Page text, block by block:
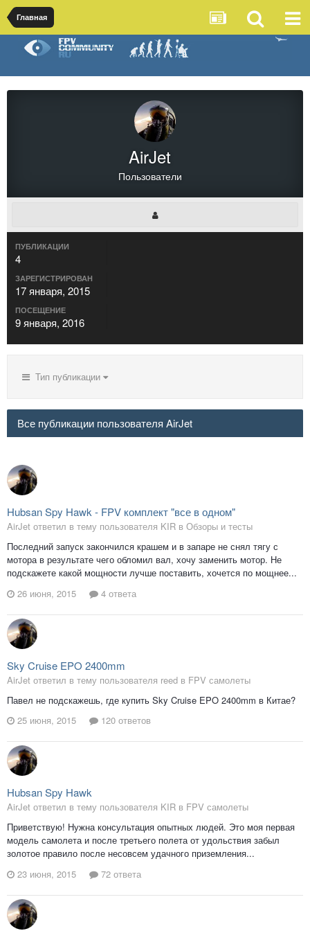
Главная
AirJet
Пользователи
ПУБЛИКАЦИИ
4
ЗАРЕГИСТРИРОВАН
17 января, 2015
ПОСЕЩЕНИЕ
9 января, 2016
Тип публикации
Все публикации пользователя AirJet
Hubsan Spy Hawk - FPV комплект "все в одном"
AirJet ответил в тему пользователя KIR в Обзоры и тесты
Последний запуск закончился крашем и в запаре не снял тягу с
мотора в результате чего обломил вал, хочу заменить мотор. Не
подскажете какой мощности лучше поставить, хочется по мощнее...
26 июня, 2015
4 ответа
Sky Cruise EPO 2400mm
AirJet ответил в тему пользователя reed в FPV самолеты
Павел не подскажешь, где купить Sky Cruise EPO 2400mm в Китае?
25 июня, 2015
120 ответов
Hubsan Spy Hawk
AirJet ответил в тему пользователя KIR в FPV самолеты
Приветствую! Нужна консультация опытных людей. Это моя первая
модель самолета и после третьего полета от удольствия забыл
золотое правило после несовсем удачного приземления...
23 июня, 2015
72 ответа